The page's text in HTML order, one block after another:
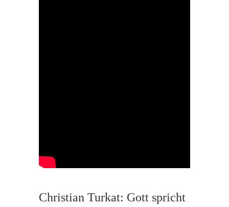
Christian Turkat: Gott spricht